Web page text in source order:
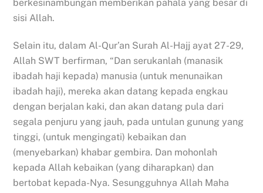
berkesinambungan memberikan pahala yang besar di
sisi Allah.
Selain itu, dalam Al-Qur’an Surah Al-Hajj ayat 27-29,
Allah SWT berfirman, “Dan serukanlah (manasik
ibadah haji kepada) manusia (untuk menunaikan
ibadah haji), mereka akan datang kepada engkau
dengan berjalan kaki, dan akan datang pula dari
segala penjuru yang jauh, pada untulan gunung yang
tinggi, (untuk mengingati) kebaikan dan
(menyebarkan) khabar gembira. Dan mohonlah
kepada Allah kebaikan (yang diharapkan) dan
bertobat kepada-Nya. Sesungguhnya Allah Maha